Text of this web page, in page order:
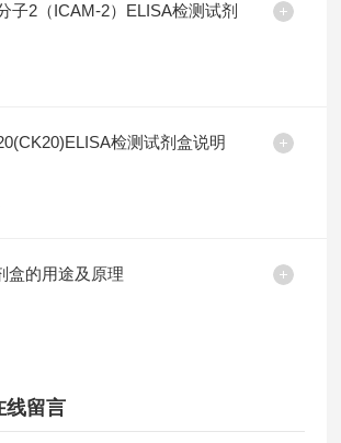
子2（ICAM-2）ELISA检测试剂
检测试剂盒说明
盒的用途及原理
线留言